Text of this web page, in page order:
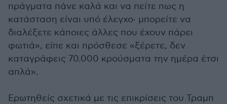
πράγματα πάνε καλά και να πείτε πως η
κατάσταση είναι υπό έλεγχο· μπορείτε να
διαλέξετε κάποιες άλλες που έχουν πάρει
φωτιά», είπε και πρόσθεσε «ξέρετε, δεν
καταγράφεις 70.000 κρούσματα την ημέρα έτσι
απλά».
Ερωτηθείς σχετικά με τις επικρίσεις του Τραμπ